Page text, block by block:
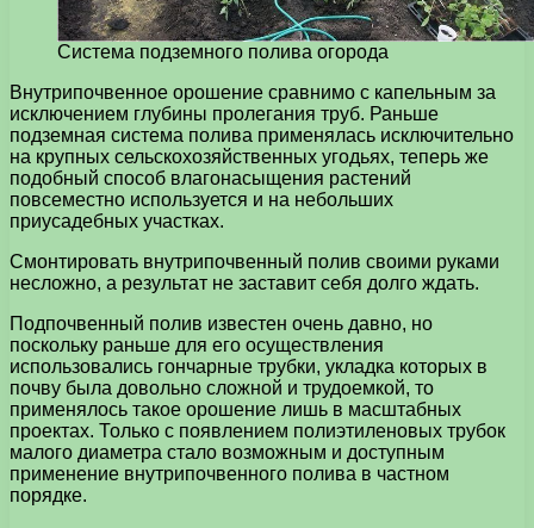
Система подземного полива огорода
Внутрипочвенное орошение сравнимо с капельным за
исключением глубины пролегания труб. Раньше
подземная система полива применялась исключительно
на крупных сельскохозяйственных угодьях, теперь же
подобный способ влагонасыщения растений
повсеместно используется и на небольших
приусадебных участках.
Смонтировать внутрипочвенный полив своими руками
несложно, а результат не заставит себя долго ждать.
Подпочвенный полив известен очень давно, но
поскольку раньше для его осуществления
использовались гончарные трубки, укладка которых в
почву была довольно сложной и трудоемкой, то
применялось такое орошение лишь в масштабных
проектах. Только с появлением полиэтиленовых трубок
малого диаметра стало возможным и доступным
применение внутрипочвенного полива в частном
порядке.